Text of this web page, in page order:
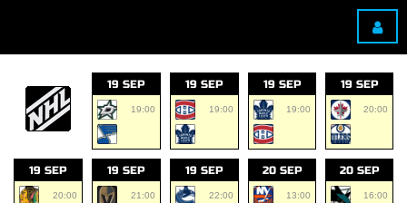
19 SEP
19:00
19 SEP
19:00
19 SEP
19:00
19 SEP
20:00
19 SEP
20:00
19 SEP
21:00
19 SEP
22:00
20 SEP
13:00
20 SEP
16:00